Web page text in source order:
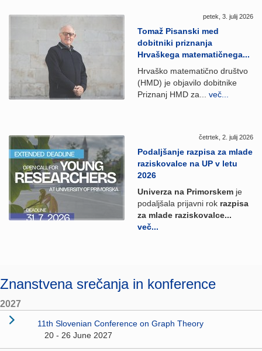
petek, 3. julij 2026
Tomaž Pisanski med
dobitniki priznanja
Hrvaškega matematičnega...
Hrvaško matematično društvo
(HMD) je objavilo dobitnike
Priznanj HMD za... več...
četrtek, 2. julij 2026
Podaljšanje razpisa za mlade
raziskovalce na UP v letu
2026
Univerza na Primorskem je
podaljšala prijavni rok razpisa
za mlade raziskovalce...
več...
Znanstvena srečanja in konference
2027
11th Slovenian Conference on Graph Theory
20 - 26 June 2027